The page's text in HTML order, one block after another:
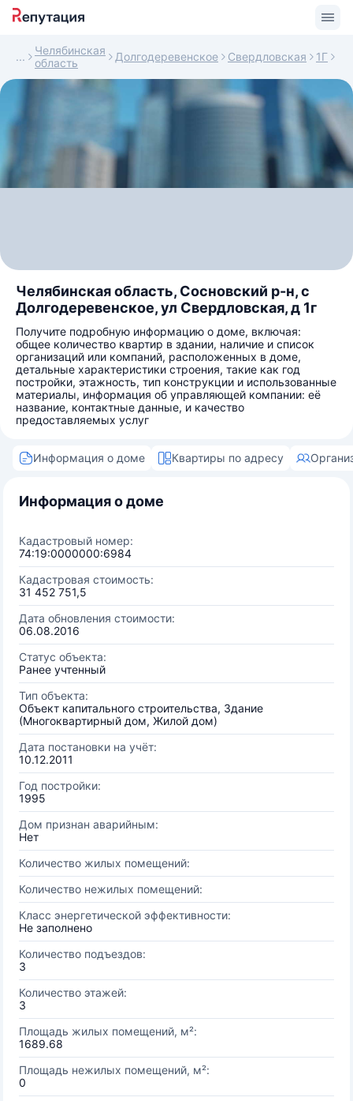
Челябинская
область
Долгодеревенское Свердловская 1Г
Челябинская область, Сосновский р-н, с
Долгодеревенское, ул Свердловская, д 1г
Получите подробную информацию о доме, включая:
общее количество квартир в здании, наличие и список
организаций или компаний, расположенных в доме,
детальные характеристики строения, такие как год
постройки, этажность, тип конструкции и использованные
материалы, информация об управляющей компании: её
название, контактные данные, и качество
предоставляемых услуг
Информация о доме Квартиры по адресу
Информация о доме
Кадастровый номер:
74:19:0000000:6984
Кадастровая стоимость:
31 452 751,5
Дата обновления стоимости:
06.08.2016
Статус объекта:
Ранее учтенный
Тип объекта:
Объект капитального строительства, Здание
(Многоквартирный дом, Жилой дом)
Дата постановки на учёт:
10.12.2011
Год постройки:
1995
Дом признан аварийным:
Нет
Количество жилых помещений:
Количество нежилых помещений:
Класс энергетической эффективности:
Не заполнено
Количество подъездов:
3
Количество этажей:
3
Площадь жилых помещений, м²:
1689.68
Площадь нежилых помещений, м²:
0